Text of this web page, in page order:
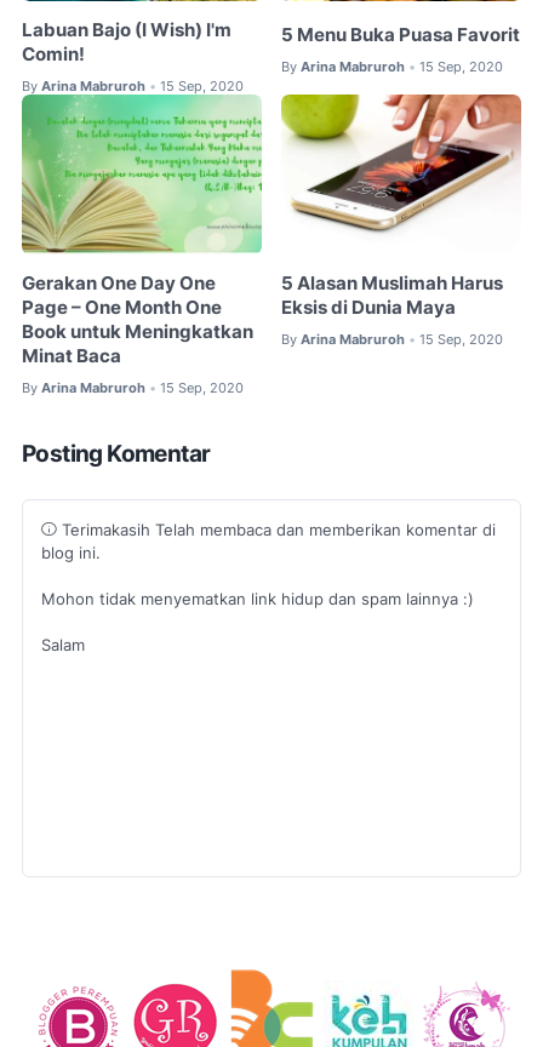
Labuan Bajo (I Wish) I'm
Comin!
By Arina Mabruroh • 15 Sep, 2020
5 Menu Buka Puasa Favorit
By Arina Mabruroh • 15 Sep, 2020
Gerakan One Day One
Page – One Month One
Book untuk Meningkatkan
Minat Baca
By Arina Mabruroh • 15 Sep, 2020
5 Alasan Muslimah Harus
Eksis di Dunia Maya
By Arina Mabruroh • 15 Sep, 2020
Posting Komentar
Terimakasih Telah membaca dan memberikan komentar di
blog ini.
Mohon tidak menyematkan link hidup dan spam lainnya :)
Salam